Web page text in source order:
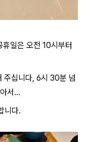
휴일은 오전 10시부터
주십니다, 6시 30분 넘
서...
니다.